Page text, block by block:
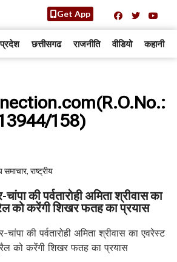
Get App
छत्तीसगढ राजनीति वीडियो कहानी
158)
समाचार​, राष्ट्रीय
की पर्वतारोही अमिता श्रीवास का
को करेंगी शिखर फतह का प्रयास